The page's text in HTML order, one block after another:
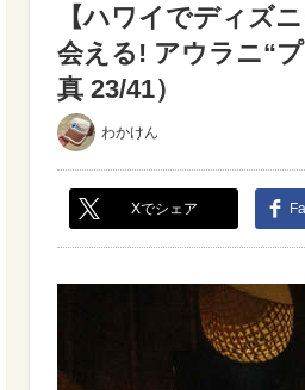
【ハワイでディズ
会える! アウラニ“
真 23/41）
わかけん
Xでシェア